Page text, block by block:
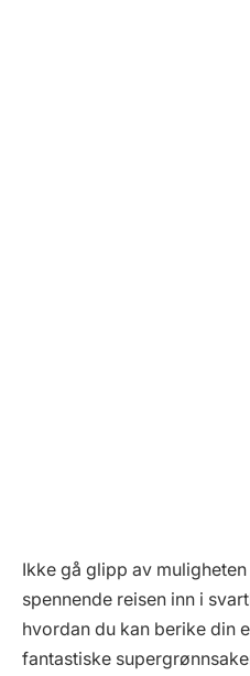
Ikke gå glipp av
spennende reisen inn i
hvordan du kan berike din
fantastiske